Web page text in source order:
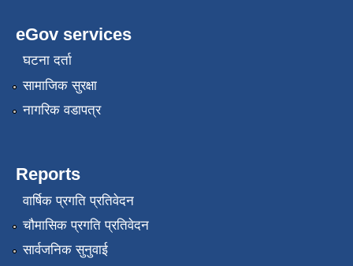
eGov services
घटना दर्ता
सामाजिक सुरक्षा
नागरिक वडापत्र
Reports
वार्षिक प्रगति प्रतिवेदन
चौमासिक प्रगति प्रतिवेदन
सार्वजनिक सुनुवाई